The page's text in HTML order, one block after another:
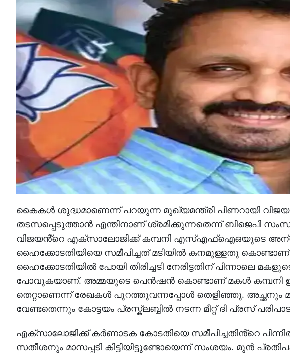
കൈകൾ ശുദ്ധമാണെന്ന് പറയുന്ന മുഖ്യമന്ത്രി പിണറായി
തടസപ്പെടുത്താൻ എന്തിനാണ് ശ്രമിക്കുന്നതെന്ന് ബിജെപി
വിജയൻ്റെ എക്സാലോജിക്ക് കമ്പനി എസ്എഫ്ഐഒയുടെ
ഹൈക്കോടതിയിയെ സമീപിച്ചത് മടിയിൽ കനമുള്ളതു
ഹൈക്കോടതിയിൽ പോയി തിരിച്ചടി നേരിട്ടതിന് പിന്നാലെ
പോവുകയാണ്. അമ്മയുടെ പെൻഷൻ കൊണ്ടാണ് മകൾ കമ്പനി
തെറ്റാണെന്ന് രേഖകൾ പുറത്തുവന്നപ്പോൾ തെളിഞ്ഞു.
വേണ്ടതെന്നും കോട്ടയം പ്രസ്ക്ലബ്ബിൽ നടന്ന മീറ്റ് ദി പ്രസ്
എക്സാലോജിക്ക് കർണാടക കോടതിയെ സമീപിച്ചതിൻ്റെ
സതീശനും മാസപ്പടി കിട്ടിയിട്ടുണ്ടോയെന്ന് സംശയം. മുൻ